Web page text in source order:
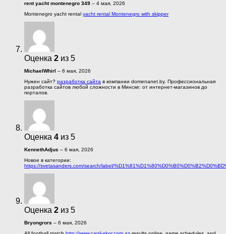
rent yacht montenegro 349 – 4 мая, 2026
Montenegro yacht rental yacht rental Montenegro with skipper
Оценка 2 из 5
MichaelWhirl – 6 мая, 2026
Нужен сайт? разработка сайта в компании domenanet.by. Профессиональная
разработка сайтов любой сложности в Минске: от интернет-магазинов до
порталов.
Оценка 4 из 5
KennethAdjus – 6 мая, 2026
Новое в категории:
https://svetasanders.com/search/label/
Оценка 2 из 5
Bryongrors – 6 мая, 2026